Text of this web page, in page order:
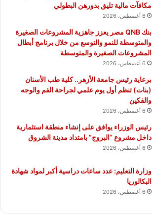
مكافآت مالية تليق بدورهن البطولي
6 أغسطس، 2026
بنك QNB مصر يعزز جاهزية المشروعات الصغيرة
والمتوسطة للنمو والتوسع من خلال برنامج أبطال
المشروعات الصغيرة والمتوسطة
6 أغسطس، 2026
برعاية رئيس جامعة الأزهر.. كلية طب الأسنان
(بنات) تنظم أول يوم علمي لجراحة الفم والوجه
والفكين
6 أغسطس، 2026
رئيس الوزراء يوافق على إنشاء منطقة استثمارية
داخل مشروع “البروج” بامتداد مدينة الشروق
6 أغسطس، 2026
وزارة التعليم: عدد ساعات دراسية أكبر لمواد شهادة
البكالوريا
6 أغسطس، 2026